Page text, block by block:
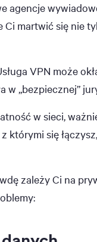
agencje
martwić się nie
VPN może
w „bezpiecznej”
w sieci,
którymi się
zależy Ci na